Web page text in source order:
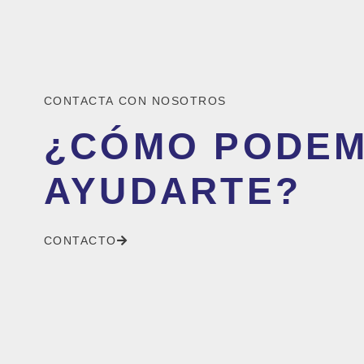
CONTACTA CON NOSOTROS
¿CÓMO
AYUDARTE?
CONTACTO